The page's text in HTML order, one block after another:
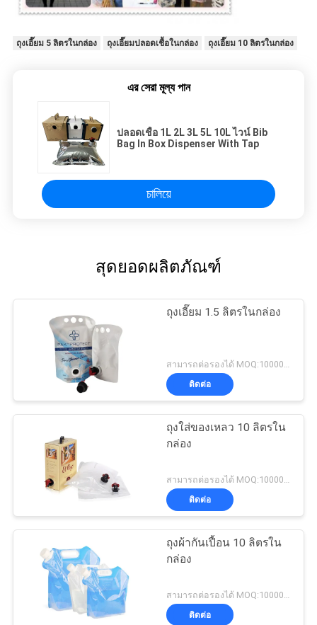
ถุงเอี๊ยม 5 ลิตรในกล่อง ถุงเอี๊ยมปลอดเชื้อในกล่อง ถุงเอี๊ยม 10 ลิตรในกล่อง
এর সেরা মূল্য পান
ปลอดเชื้อ 1L 2L 3L 5L 10L ไวน์ Bib
Bag In Box Dispenser With Tap
চালিয়ে
สุดยอดผลิตภัณฑ์
ถุงเอี๊ยม 1.5 ลิตรในกล่อง
สามารถต่อรองได้ MOQ:10000pcs
ติดต่อ
ถุงใส่ของเหลว 10 ลิตรใน
กล่อง
ติดต่อ
ถุงผ้ากันเปื้อน 10 ลิตรใน
กล่อง
ติดต่อ